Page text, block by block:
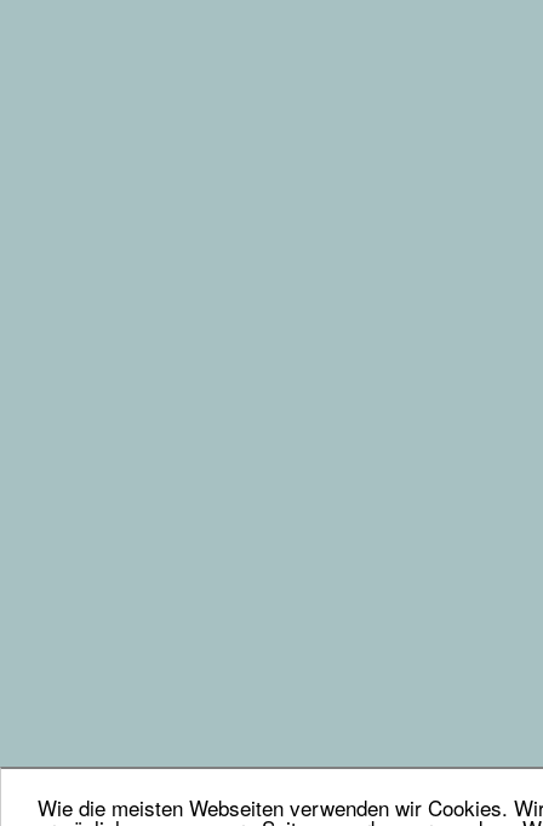
Wie die meisten Webseiten verwenden wir Cookies.